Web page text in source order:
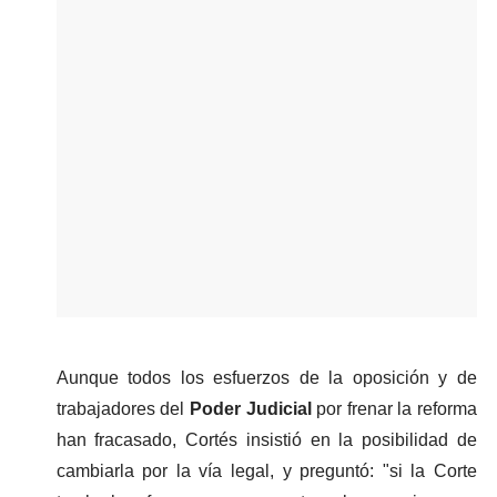
Aunque todos los esfuerzos de la oposición y de
trabajadores del
Poder Judicial por frenar la reforma
han fracasado, Cortés insistió en la posibilidad de
cambiarla por la vía legal, y preguntó: "si la Corte